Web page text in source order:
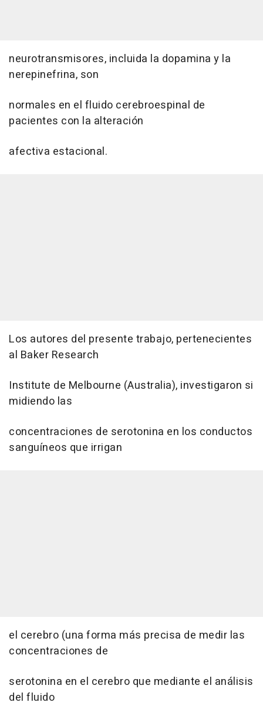
neurotransmisores, incluida la dopamina y la
nerepinefrina, son
normales en el fluido cerebroespinal de
pacientes con la alteración
afectiva estacional.
Los autores del presente trabajo, pertenecientes
al Baker Research
Institute de Melbourne (Australia), investigaron si
midiendo las
concentraciones de serotonina en los conductos
sanguíneos que irrigan
el cerebro (una forma más precisa de medir las
concentraciones de
serotonina en el cerebro que mediante el análisis
del fluido